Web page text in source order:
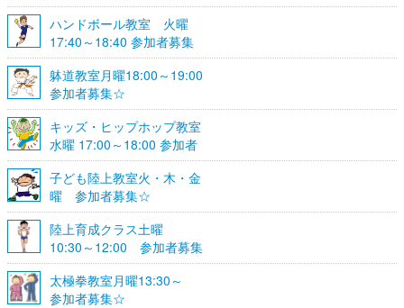
ハンドボール教室 火曜
17:40～18:40 参加者募集
☆
躰道教室月曜18:00～19:00
参加者募集☆
キッズ・ヒップホップ教室
水曜 17:00～18:00 参加者
募集☆
子ども陸上教室火・木・金
曜 参加者募集☆
陸上育成クラス土曜
10:30～12:00 参加者募集
☆
太極拳教室月曜13:30～
参加者募集☆